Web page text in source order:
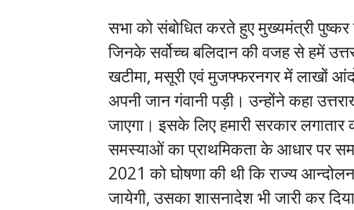
सभा को संबोधित करते हुए मुख्यमंत्री
जिनके सर्वोच्च बलिदान की वजह से हमें
खटीमा, मसूरी एवं मुजफ्फरनगर में लाखों
अपनी जान गंवानी पड़ी। उन्होंने कहा
जाएगा। इसके लिए हमारी सरकार
समस्याओं का प्राथमिकता के आधार पर
2021 को घोषणा की थी कि राज्य
जायेगी, उसका शासनादेश भी जारी कर